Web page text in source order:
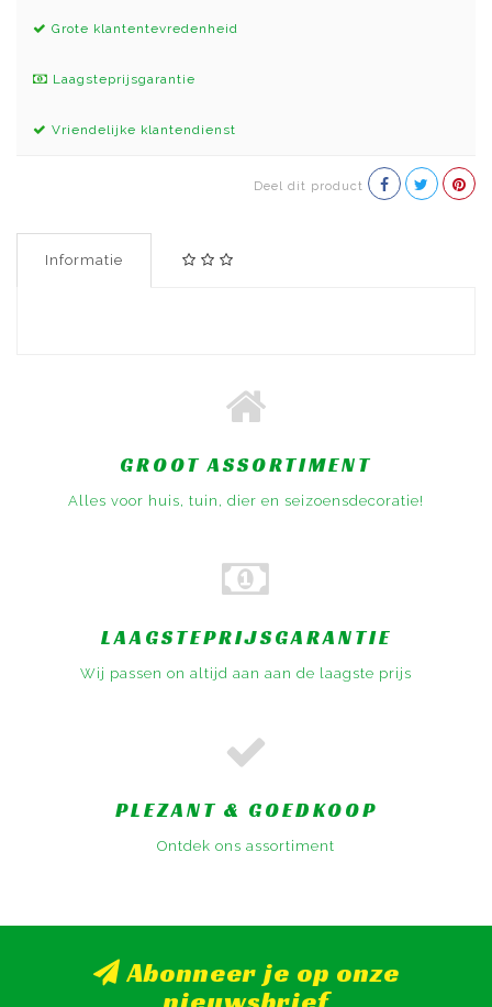
Grote klantentevredenheid
Laagsteprijsgarantie
Vriendelijke klantendienst
Deel dit product
Informatie
GROOT ASSORTIMENT
Alles voor huis, tuin, dier en seizoensdecoratie!
LAAGSTEPRIJSGARANTIE
Wij passen on altijd aan aan de laagste prijs
PLEZANT & GOEDKOOP
Ontdek ons assortiment
Abonneer je op onze